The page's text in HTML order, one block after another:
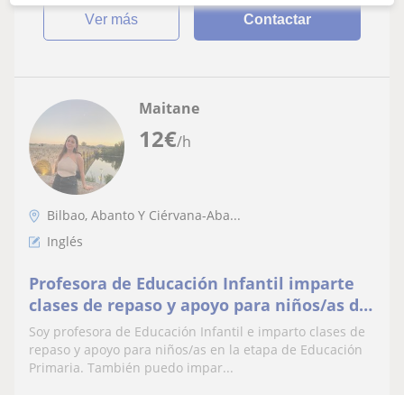
ver más Contactar
12€/h
Maitane
Bilbao, Abanto Y Ciérvana-Aba...
Inglés
Profesora de Educación Infantil imparte
clases de repaso y apoyo para niños/as de
primaria. Tambien doy clases de inglés,
euskera
Soy profesora de Educación Infantil e imparto clases de
repaso y apoyo para niños/as en la etapa de Educación
Primaria. También puedo impar...